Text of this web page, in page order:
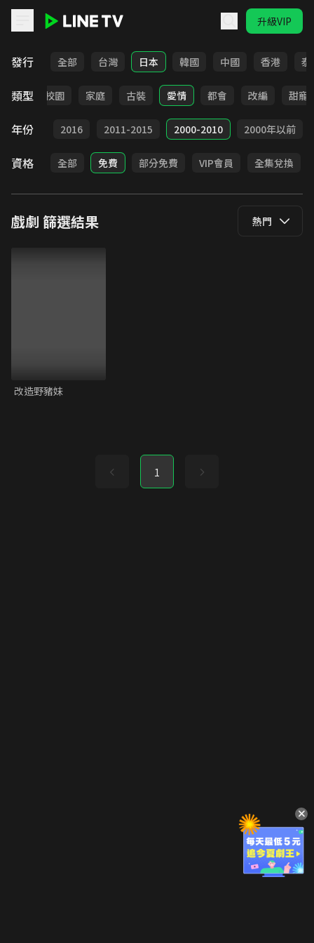
升級VIP
發行 全部 台灣 日本 韓國 中國 香港 泰
類型
職場 校園 家庭 古裝 愛情 都會 改編 甜寵
年份
2017 2016 2011-2015 2000-2010 2000年以前
資格 全部 免費 部分免費 VIP會員 全集兌換
戲劇 篩選結果 熱門
改造野豬妹
1